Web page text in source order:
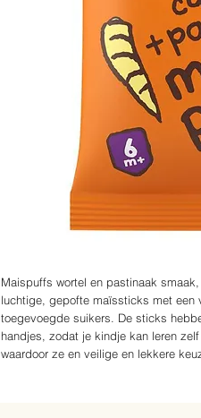
Maispuffs wortel en pastinaak
luchtige, gepofte maïssticks met een
toegevoegde suikers. De sticks
handjes, zodat je kindje kan leren
waardoor ze en veilige en lekkere